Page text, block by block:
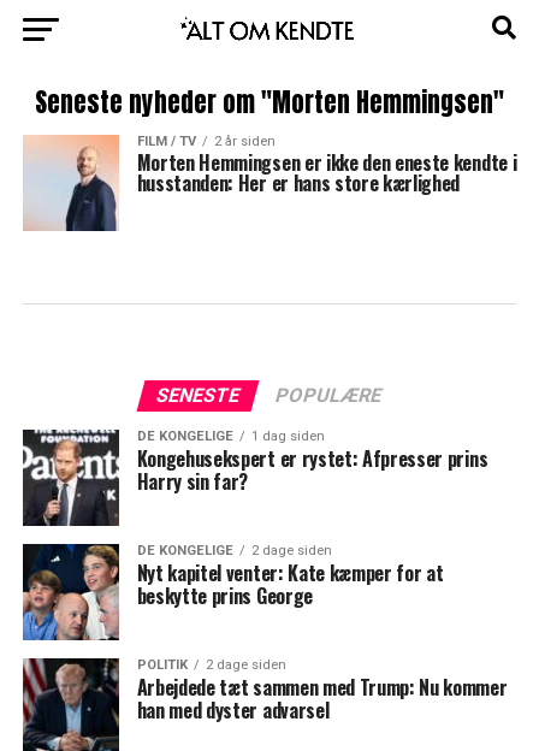
Seneste nyheder om "Morten Hemmingsen"
FILM / TV 2 år siden
Morten Hemmingsen er ikke den eneste kendte i
husstanden: Her er hans store kærlighed
SENESTE POPULÆRE
DE KONGELIGE 1 dag siden
Kongehusekspert er rystet: Afpresser prins
Harry sin far?
DE KONGELIGE 2 dage siden
Nyt kapitel venter: Kate kæmper for at
beskytte prins George
POLITIK 2 dage siden
Arbejdede tæt sammen med Trump: Nu kommer
han med dyster advarsel